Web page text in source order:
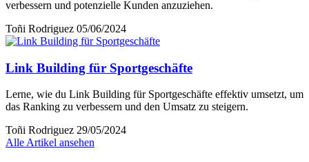
verbessern und potenzielle Kunden anzuziehen.
Toñi Rodriguez 05/06/2024
Link Building für Sportgeschäfte
Lerne, wie du Link Building für Sportgeschäfte effektiv umsetzt, um
das Ranking zu verbessern und den Umsatz zu steigern.
Toñi Rodriguez 29/05/2024
Alle Artikel ansehen